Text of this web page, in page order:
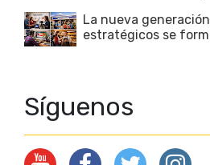
La nueva
estratégicos se
Síguenos